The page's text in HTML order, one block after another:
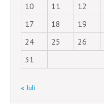
10
11 12
17
18 19
24
25 26
31
« Juli